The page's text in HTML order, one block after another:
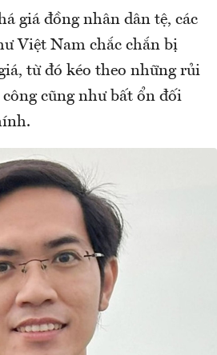
giá đồng nhân dân tệ, các
Việt Nam chắc chắn bị
từ đó kéo theo những rủi
cũng như bất ổn đối